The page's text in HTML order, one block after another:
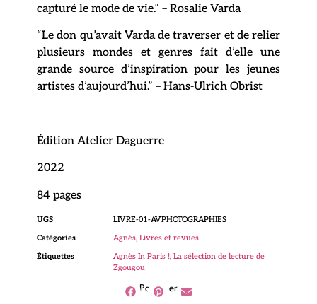
capturé le mode de vie.” – Rosalie Varda
“Le don qu’avait Varda de traverser et de relier
plusieurs mondes et genres fait d’elle une
grande source d’inspiration pour les jeunes
artistes d’aujourd’hui.” – Hans-Ulrich Obrist
Édition Atelier Daguerre
2022
84 pages
UGS
LIVRE-01-AVPHOTOGRAPHIES
Catégories
Agnès, Livres et revues
Étiquettes
Agnès In Paris !, La sélection de lecture de
Zgougou
Partager